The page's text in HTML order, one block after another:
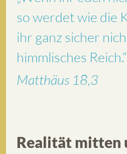
so werdet wie die
ihr ganz sicher
himmlisches Reich.“
Matthäus 18,3
Realität mitten